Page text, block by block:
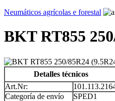
Neumáticos agrícolas e forestal
BKT RT855
Detalles técnicos
Art.Nr:
Categoría de envío
SPED1